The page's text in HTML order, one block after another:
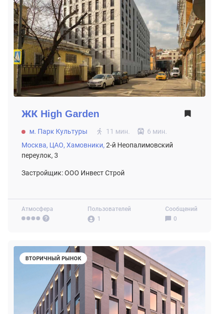
Атмосфера
Пользователей
1
Сообщений
0
ЖК High Garden
м. Парк Культуры 11 мин.
6 мин.
Москва, ЦАО, Хамовники, 2-й Неопалимовский
переулок, 3
Застройщик: ООО Инвест Строй
ВТОРИЧНЫЙ РЫНОК